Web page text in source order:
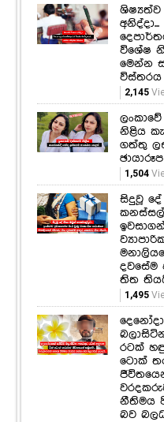
ශිෂ්‍යත්ව
විශේෂ
මෙන්න
විස්තරය
2,145
නිළිය
ගත්තු
1,504
සිදුවූ
දවසේම
තිත
1,495
රටක්
ටොක්
නීතිමය
බව